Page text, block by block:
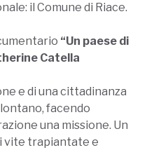
il Comune di Riace.
“Un paese di
Catella
e di una cittadinanza
facendo
una missione. Un
vite trapiantate e